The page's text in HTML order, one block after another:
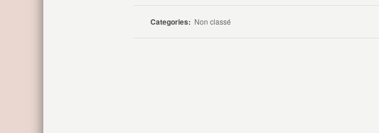
Categories: Non classé